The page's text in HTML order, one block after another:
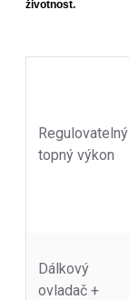
životnost.
Regulovatelný
topný výkon
Dálkový
ovladač +